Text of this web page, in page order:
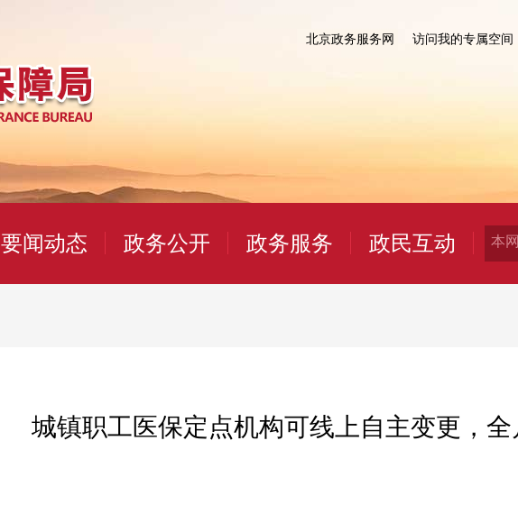
北京政务服务网 访问我的专属空间
要闻动态 政务公开 政务服务 政民互动
城镇职工医保定点机构可线上自主变更，全